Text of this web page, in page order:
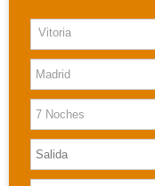
HOTELES
COSTAS
CARIBE
CANARIAS
BALEARES
Vitoria